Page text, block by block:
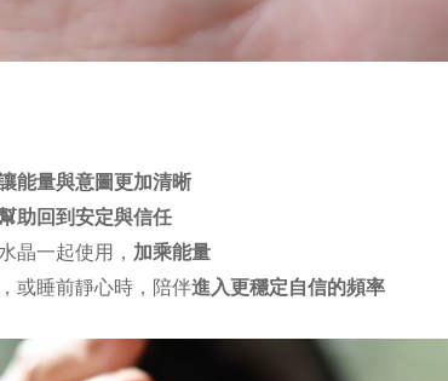
能量與意圖更加清晰
助回到安定與信任
晶一起使用， 加乘能量
或睡前靜心時，陪伴進入更穩定自信的頻率